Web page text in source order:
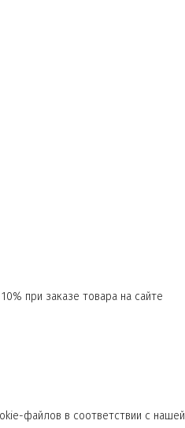
при заказе товара на сайте
файлов в соответствии с нашей